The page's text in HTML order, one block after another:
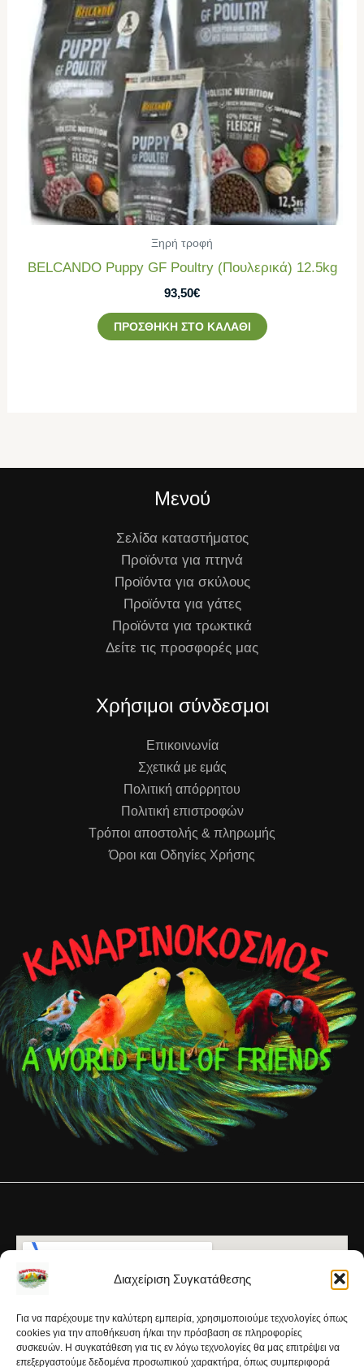
Διαχείριση Συγκατάθεσης
Για να παρέχουμε την καλύτερη εμπειρία, χρησιμοποιούμε τεχνολογίες όπως
cookies για την αποθήκευση ή/και την πρόσβαση σε πληροφορίες
συσκευών. Η συγκατάθεση για τις εν λόγω τεχνολογίες θα μας επιτρέψει να
επεξεργαστούμε δεδομένα προσωπικού χαρακτήρα, όπως συμπεριφορά
Ξηρή τροφή
BELCANDO Puppy GF Poultry (Πουλερικά) 12.5kg
93,50€
ΠΡΟΣΘΉΚΗ ΣΤΟ ΚΑΛΆΘΙ
Μενού
Σελίδα καταστήματος
Προϊόντα για πτηνά
Προϊόντα για σκύλους
Προϊόντα για γάτες
Προϊόντα για τρωκτικά
Δείτε τις προσφορές μας
Χρήσιμοι σύνδεσμοι
Επικοινωνία
Σχετικά με εμάς
Πολιτική απόρρητου
Πολιτική επιστροφών
Τρόποι αποστολής & πληρωμής
Όροι και Οδηγίες Χρήσης